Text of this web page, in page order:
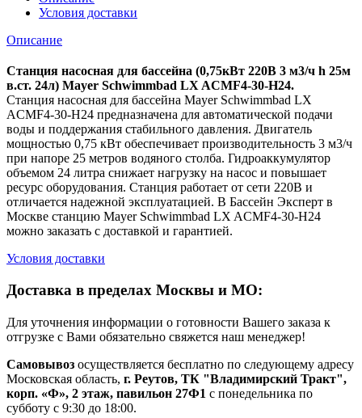
Условия доставки
Описание
Станция насосная для бассейна (0,75кВт 220B 3 м3/ч h 25м
в.ст. 24л) Mayer Schwimmbad LX ACMF4-30-H24.
Станция насосная для бассейна Mayer Schwimmbad LX
ACMF4-30-H24 предназначена для автоматической подачи
воды и поддержания стабильного давления. Двигатель
мощностью 0,75 кВт обеспечивает производительность 3 м3/ч
при напоре 25 метров водяного столба. Гидроаккумулятор
объемом 24 литра снижает нагрузку на насос и повышает
ресурс оборудования. Станция работает от сети 220В и
отличается надежной эксплуатацией. В Бассейн Эксперт в
Москве станцию Mayer Schwimmbad LX ACMF4-30-H24
можно заказать с доставкой и гарантией.
Условия доставки
Доставка в пределах Москвы и МО:
Для уточнения информации о готовности Вашего заказа к
отгрузке с Вами обязательно свяжется наш менеджер!
Самовывоз осуществляется бесплатно по следующему адресу
Московская область, г. Реутов, ТК "Владимирский Тракт",
корп. «Ф», 2 этаж, павильон 27Ф1 с понедельника по
субботу с 9:30 до 18:00.